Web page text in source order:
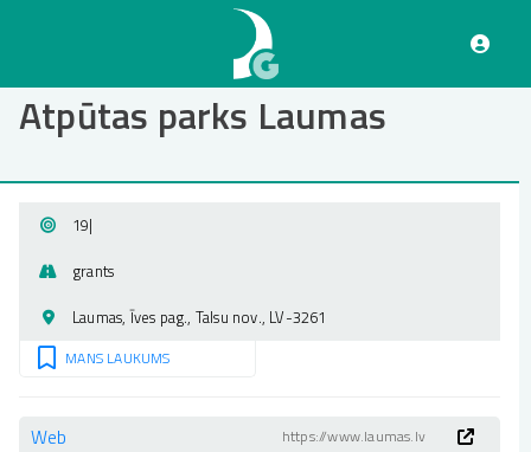
saturu
Atpūtas parks Laumas
19|
grants
Laumas, Īves pag., Talsu nov., LV-3261
MANS LAUKUMS
Web https://www.laumas.lv